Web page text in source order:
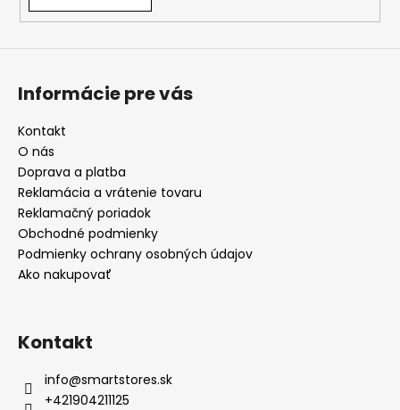
Informácie pre vás
Kontakt
O nás
Doprava a platba
Reklamácia a vrátenie tovaru
Reklamačný poriadok
Obchodné podmienky
Podmienky ochrany osobných údajov
Ako nakupovať
Kontakt
info@smartstores.sk
+421904211125